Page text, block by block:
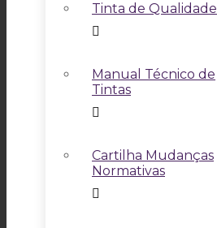
Tinta de Qualidade
Manual Técnico de
Tintas
Cartilha Mudanças
Normativas